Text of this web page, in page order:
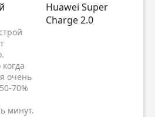
очень
70%
минут.
Huawei Super
Charge 2.0